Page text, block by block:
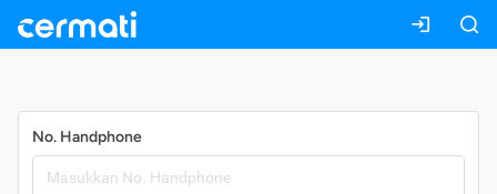
No. Handphone